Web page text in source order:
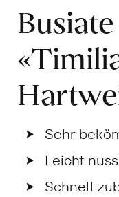
Sehr
Leicht
Schnell